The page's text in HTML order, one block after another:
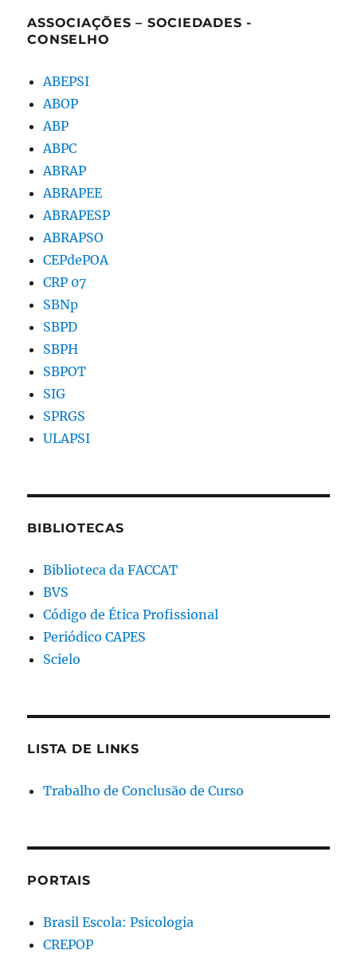
ASSOCIAÇÕES – SOCIEDADES -
CONSELHO
ABEPSI
ABOP
ABP
ABPC
ABRAP
ABRAPEE
ABRAPESP
ABRAPSO
CEPdePOA
CRP 07
SBNp
SBPD
SBPH
SBPOT
SIG
SPRGS
ULAPSI
BIBLIOTECAS
Biblioteca da FACCAT
BVS
Código de Ética Profissional
Periódico CAPES
Scielo
LISTA DE LINKS
Trabalho de Conclusão de Curso
PORTAIS
Brasil Escola: Psicologia
CREPOP